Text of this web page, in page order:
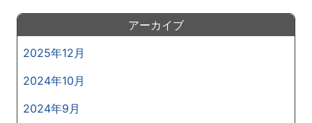
アーカイブ
2025年12月
2024年10月
2024年9月